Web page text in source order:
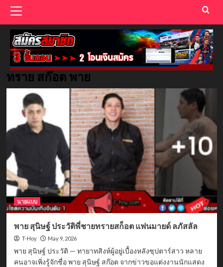
Menu
ทราย สก๊อต พาย
นายแบบ
พาย สุนิษฐ์ ประวัติพี่ชายทรายสก็อต แฟนมายด์ ลภัสลัล
T-Hoy May 9, 2026
พาย สุนิษฐ์ ประวัติ — ทายาทสิงห์ผู้อยู่เบื้องหลังซุปตาร์สาว หลาย
คนอาจเพิ่งรู้จักชื่อ พาย สุนิษฐ์ สก๊อต จากข่าวขอแต่งงานนักแสดง